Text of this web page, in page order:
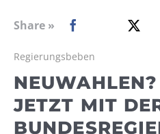
WEBRADIO
Share »
Regierungsbeben
JETZT MIT